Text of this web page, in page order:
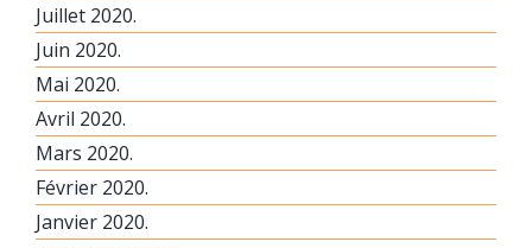
Juillet 2020.
Juin 2020.
Mai 2020.
Avril 2020.
Mars 2020.
Février 2020.
Janvier 2020.